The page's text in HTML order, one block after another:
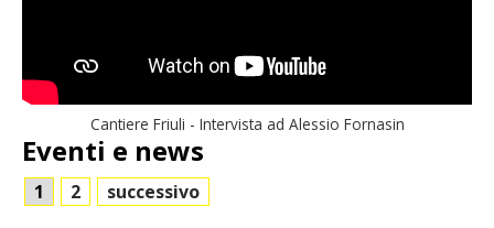
Cantiere Friuli - Intervista ad Alessio Fornasin
Eventi e news
1 2 successivo